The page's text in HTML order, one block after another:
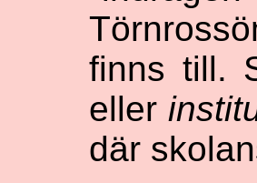
finns till.
eller
där